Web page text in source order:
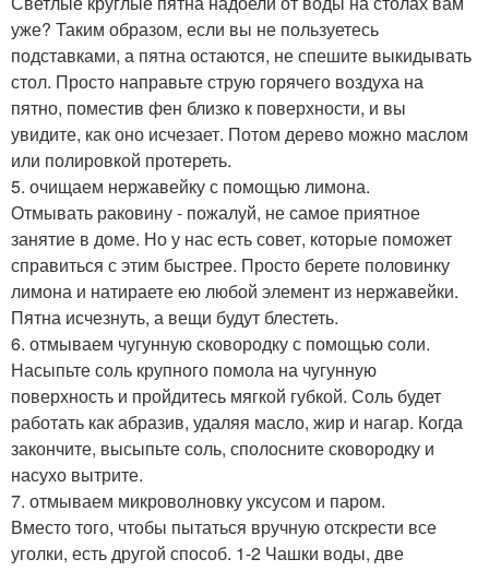
уже? Таким образом, если вы не пользуетесь
подставками, а пятна остаются, не спешите выкидывать
стол. Просто направьте струю горячего воздуха на
пятно, поместив фен близко к поверхности, и вы
увидите, как оно исчезает. Потом дерево можно маслом
или полировкой протереть.
5. очищаем нержавейку с помощью лимона.
Отмывать раковину - пожалуй, не самое приятное
занятие в доме. Но у нас есть совет, которые поможет
справиться с этим быстрее. Просто берете половинку
лимона и натираете ею любой элемент из нержавейки.
Пятна исчезнуть, а вещи будут блестеть.
6. отмываем чугунную сковородку с помощью соли.
Насыпьте соль крупного помола на чугунную
поверхность и пройдитесь мягкой губкой. Соль будет
работать как абразив, удаляя масло, жир и нагар. Когда
закончите, высыпьте соль, сполосните сковородку и
насухо вытрите.
7. отмываем микроволновку уксусом и паром.
Вместо того, чтобы пытаться вручную отскрести все
уголки, есть другой способ. 1-2 Чашки воды, две